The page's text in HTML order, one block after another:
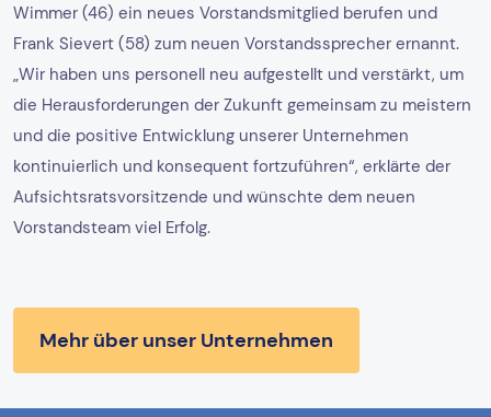
Wimmer (46) ein neues Vorstandsmitglied berufen und
Frank Sievert (58) zum neuen Vorstandssprecher ernannt.
„Wir haben uns personell neu aufgestellt und verstärkt, um
die Herausforderungen der Zukunft gemeinsam zu meistern
und die positive Entwicklung unserer Unternehmen
kontinuierlich und konsequent fortzuführen“, erklärte der
Aufsichtsratsvorsitzende und wünschte dem neuen
Vorstandsteam viel Erfolg.
Mehr über unser Unternehmen